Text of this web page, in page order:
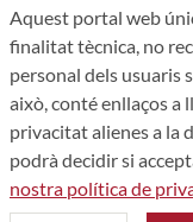
Àrea de Cultura –
73. 08018
Aquest portal web
finalitat tècnica, no
personal dels usuaris
això, conté enllaços a
privacitat alienes a la
podrà decidir si
nostra política de